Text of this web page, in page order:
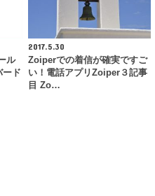
ル
ード
2017.5.30
Zoiperでの着信が確実ですご
い！電話アプリZoiper３記事
目 Zo…